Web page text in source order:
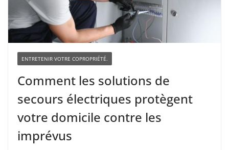
ENTRETENIR VOTRE COPROPRIÉTÉ.
Comment les solutions de
secours électriques protègent
votre domicile contre les
imprévus